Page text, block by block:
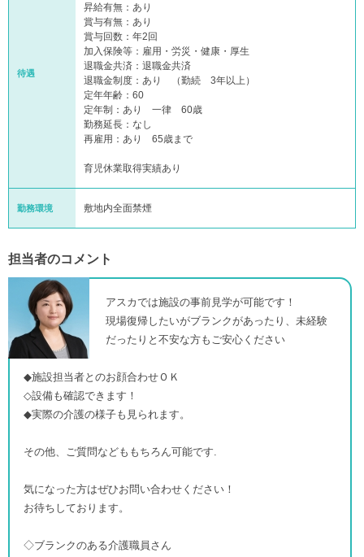
待遇
昇給有無：あり
賞与有無：あり
賞与回数：年2回
加入保険等：雇用・労災・健康・厚生
退職金共済：退職金共済
退職金制度：あり （勤続 3年以上）
定年年齢：60
定年制：あり 一律 60歳
勤務延長：なし
再雇用：あり 65歳まで
育児休業取得実績あり
勤務環境 敷地内全面禁煙
担当者のコメント
アスカでは施設の事前見学が可能です！
現場復帰したいがブランクがあったり、未経験
だったりと不安な方もご安心ください
◆施設担当者とのお顔合わせＯＫ
◇設備も確認できます！
◆実際の介護の様子も見られます。
その他、ご質問などももちろん可能です.
気になった方はぜひお問い合わせください！
お待ちしております。
◇ブランクのある介護職員さん